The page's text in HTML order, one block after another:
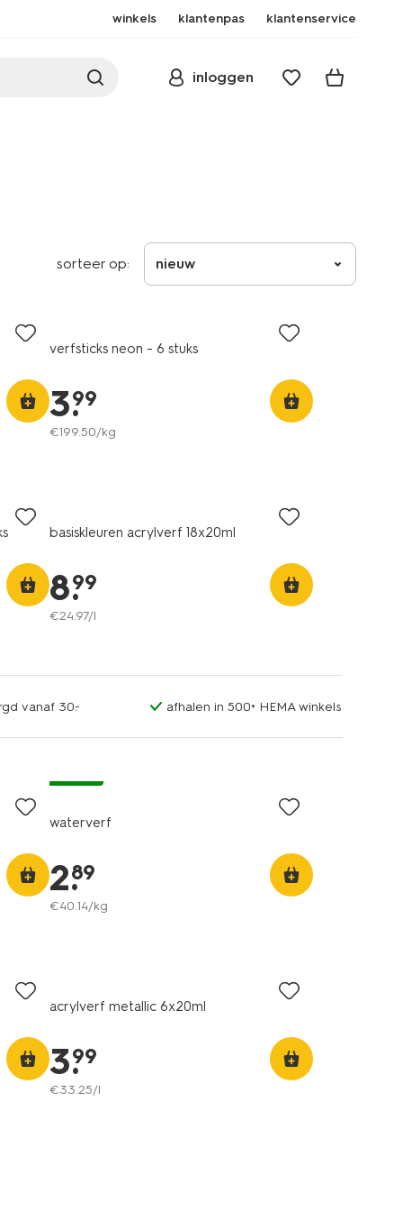
winkels klantenpas klantenservice
inloggen
sorteer op: nieuw
verfsticks neon - 6 stuks
3.
99
€199.50/kg
basiskleuren acrylverf 18x20ml
8.
99
€24.97/l
vanaf 30.- afhalen in 500+ HEMA winkels
waterverf
2.
89
€40.14/kg
acrylverf metallic 6x20ml
3.
99
€33.25/l